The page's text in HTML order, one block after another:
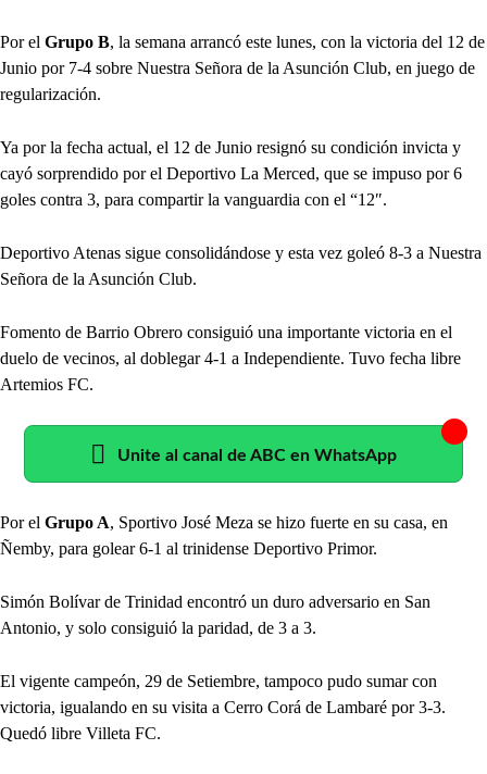
Por el Grupo B, la semana arrancó este lunes, con la victoria del 12 de
Junio por 7-4 sobre Nuestra Señora de la Asunción Club, en juego de
regularización.
Ya por la fecha actual, el 12 de Junio resignó su condición invicta y
cayó sorprendido por el Deportivo La Merced, que se impuso por 6
goles contra 3, para compartir la vanguardia con el “12″.
Deportivo Atenas sigue consolidándose y esta vez goleó 8-3 a Nuestra
Señora de la Asunción Club.
Fomento de Barrio Obrero consiguió una importante victoria en el
duelo de vecinos, al doblegar 4-1 a Independiente. Tuvo fecha libre
Artemios FC.
Unite al canal de ABC en WhatsApp
Por el Grupo A, Sportivo José Meza se hizo fuerte en su casa, en
Ñemby, para golear 6-1 al trinidense Deportivo Primor.
Simón Bolívar de Trinidad encontró un duro adversario en San
Antonio, y solo consiguió la paridad, de 3 a 3.
El vigente campeón, 29 de Setiembre, tampoco pudo sumar con
victoria, igualando en su visita a Cerro Corá de Lambaré por 3-3.
Quedó libre Villeta FC.